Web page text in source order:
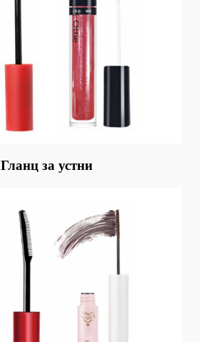
Гланц за устни